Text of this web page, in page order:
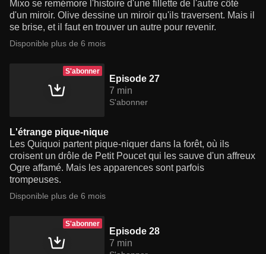
Mixo se remémore l'histoire d'une fillette de l'autre côté
d'un miroir. Olive dessine un miroir qu'ils traversent. Mais il
se brise, et il faut en trouver un autre pour revenir.
Disponible plus de 6 mois
S'abonner
Episode 27
7 min
S'abonner
L'étrange pique-nique
Les Quiquoi partent pique-niquer dans la forêt, où ils
croisent un drôle de Petit Poucet qui les sauve d'un affreux
Ogre affamé. Mais les apparences sont parfois
trompeuses.
Disponible plus de 6 mois
S'abonner
Episode 28
7 min